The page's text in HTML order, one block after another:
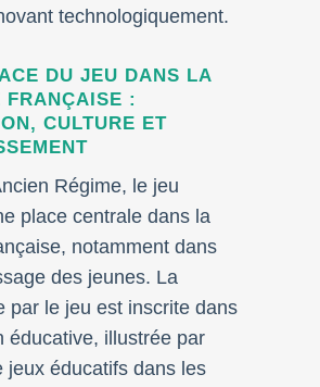
technologiquement.
DU JEU DANS LA
FRANÇAISE :
CULTURE ET
Régime, le jeu
place centrale dans la
notamment dans
des jeunes. La
par le jeu est inscrite dans
éducative, illustrée par
jeux éducatifs dans les